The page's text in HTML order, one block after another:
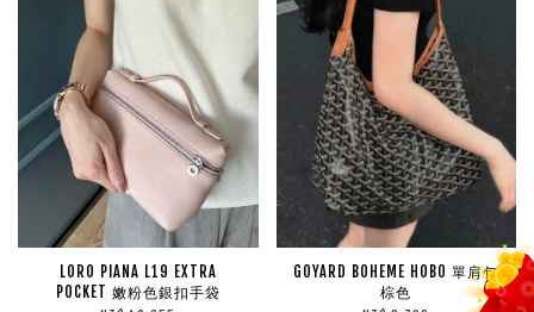
LORO PIANA L19 EXTRA
POCKET 嫩粉色銀扣手袋
GOYARD BOHEME HOBO 單肩包
棕色